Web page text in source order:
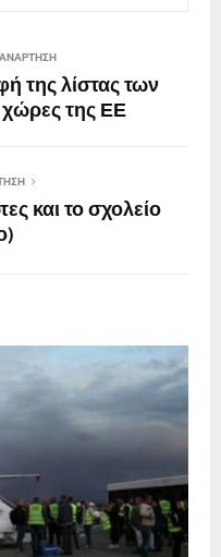
της λίστας των
της ΕΕ
και το σχολείο